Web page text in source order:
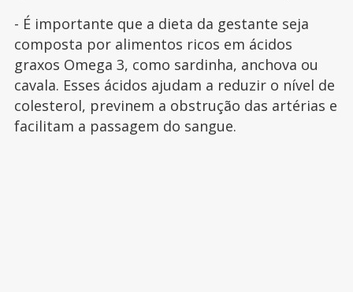
- É importante que a dieta da gestante seja
composta por alimentos ricos em ácidos
graxos Omega 3, como sardinha, anchova ou
cavala. Esses ácidos ajudam a reduzir o nível de
colesterol, previnem a obstrução das artérias e
facilitam a passagem do sangue.